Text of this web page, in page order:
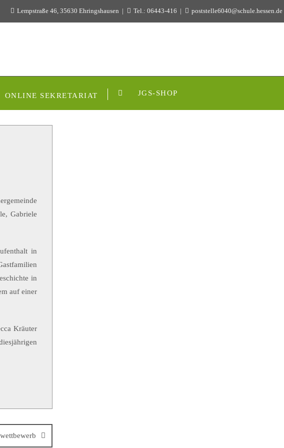
Lempstraße 46, 35630 Ehringshausen Tel.: 06443-416 poststelle6040@schule.hessen.de
ONLINE SEKRETARIAT JGS-SHOP
Gabriele
in
in
auf einer
Kräuter